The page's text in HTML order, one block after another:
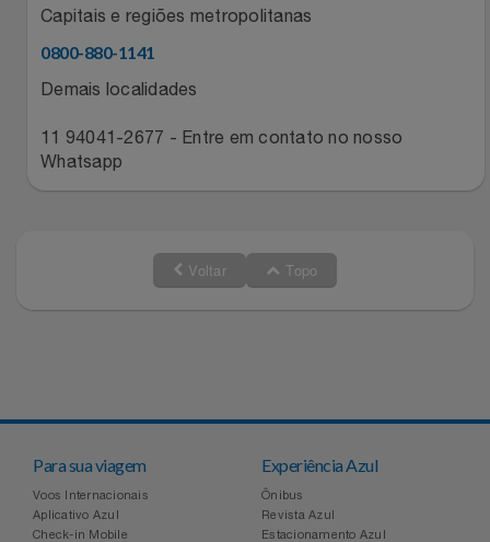
Capitais e regiões metropolitanas
0800-880-1141
Demais localidades
11 94041-2677 - Entre em contato no nosso
Whatsapp
Voltar Topo
Para sua viagem
Voos Internacionais
Aplicativo Azul
Check-in Mobile
Experiência Azul
Ônibus
Revista Azul
Estacionamento Azul